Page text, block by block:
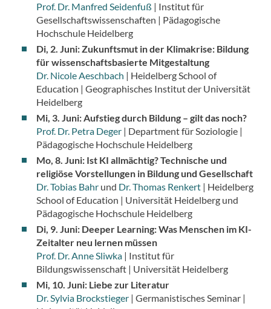
Prof. Dr. Manfred Seidenfuß | Institut für
Gesellschaftswissenschaften | Pädagogische
Hochschule Heidelberg
Di, 2. Juni: Zukunftsmut in der Klimakrise: Bildung
für wissenschaftsbasierte Mitgestaltung
Dr. Nicole Aeschbach | Heidelberg School of
Education | Geographisches Institut der Universität
Heidelberg
Mi, 3. Juni: Aufstieg durch Bildung – gilt das noch?
Prof. Dr. Petra Deger| Department für Soziologie |
Pädagogische Hochschule Heidelberg
Mo, 8. Juni: Ist KI allmächtig? Technische und
religiöse Vorstellungen in Bildung und Gesellschaft
Dr. Tobias Bahrund Dr. Thomas Renkert| Heidelberg
School of Education | Universität Heidelberg und
Pädagogische Hochschule Heidelberg
Di, 9. Juni: Deeper Learning: Was Menschen im KI-
Zeitalter neu lernen müssen
Prof. Dr. Anne Sliwka| Institut für
Bildungswissenschaft | Universität Heidelberg
Mi, 10. Juni: Liebe zur Literatur
Dr. Sylvia Brockstieger| Germanistisches Seminar |